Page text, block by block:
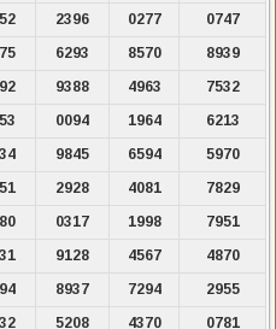
2396 0277
0747
6293 8570
8939
9388 4963
7532
0094 1964
6213
9845 6594
5970
2928 4081
7829
0317 1998
7951
9128 4567
4870
8937 7294
2955
5208 4370
0781